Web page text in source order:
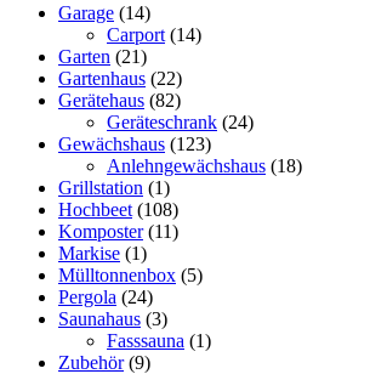
Garage (14)
Carport (14)
Garten (21)
Gartenhaus (22)
Gerätehaus (82)
Geräteschrank (24)
Gewächshaus (123)
Anlehngewächshaus (18)
Grillstation (1)
Hochbeet (108)
Komposter (11)
Markise (1)
Mülltonnenbox (5)
Pergola (24)
Saunahaus (3)
Fasssauna (1)
Zubehör (9)